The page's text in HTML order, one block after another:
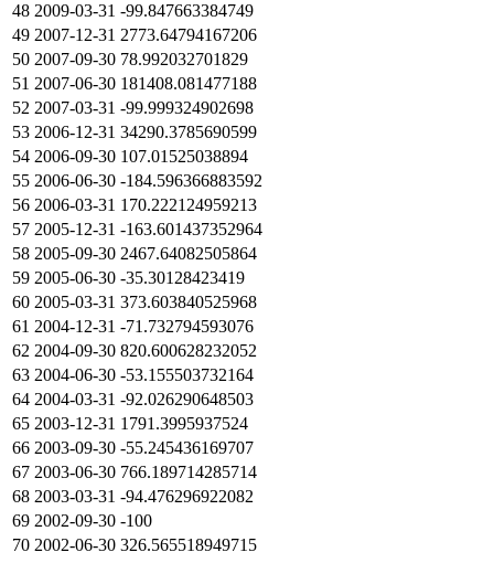
48 2009-03-31 -99.847663384749
49 2007-12-31 2773.64794167206
50 2007-09-30 78.992032701829
51 2007-06-30 181408.081477188
52 2007-03-31 -99.999324902698
53 2006-12-31 34290.3785690599
54 2006-09-30 107.01525038894
55 2006-06-30 -184.596366883592
56 2006-03-31 170.222124959213
57 2005-12-31 -163.601437352964
58 2005-09-30 2467.64082505864
59 2005-06-30 -35.30128423419
60 2005-03-31 373.603840525968
61 2004-12-31 -71.732794593076
62 2004-09-30 820.600628232052
63 2004-06-30 -53.155503732164
64 2004-03-31 -92.026290648503
65 2003-12-31 1791.3995937524
66 2003-09-30 -55.245436169707
67 2003-06-30 766.189714285714
68 2003-03-31 -94.476296922082
69 2002-09-30 -100
70 2002-06-30 326.565518949715